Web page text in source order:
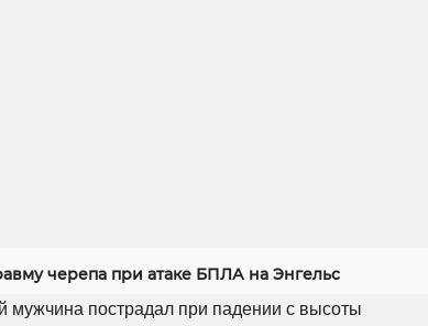
черепа при атаке БПЛА на Энгельс